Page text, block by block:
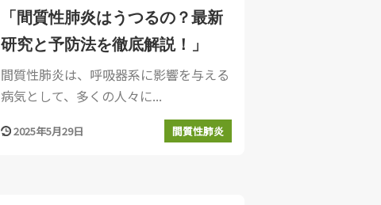
「間質性肺炎はうつるの？最新
研究と予防法を徹底解説！」
間質性肺炎は、呼吸器系に影響を与える
病気として、多くの人々に...
2025年5月29日 間質性肺炎